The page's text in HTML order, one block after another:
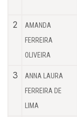
2
AMANDA
FERREIRA
OLIVEIRA
3
ANNA LAURA
FERREIRA DE
LIMA